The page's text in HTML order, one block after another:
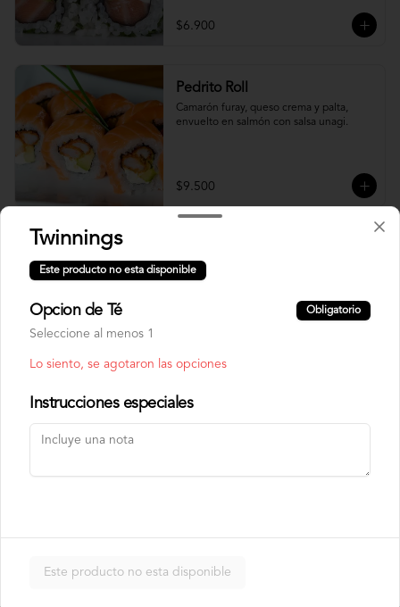
$6.900
Pedrito Roll
Camarón furay, queso crema y palta,
envuelto en salmón con salsa unagi.
$9.500
Camarón, palta y queso crema.
Philadelphia Roll
Rainbow Roll
Twinnings
Este producto no esta disponible
Opcion de Té Obligatorio
Seleccione al menos 1
Lo siento, se agotaron las opciones
Instrucciones especiales
Este producto no esta disponible